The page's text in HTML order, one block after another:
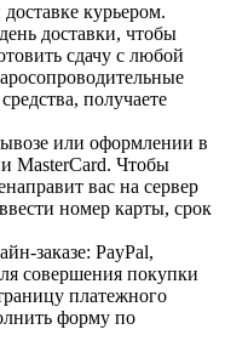
курьером.
доставки, чтобы
сдачу с любой
получаете
или оформлении в
MasterCard. Чтобы
вас на сервер
номер карты, срок
заказе: PayPal,
совершения покупки
платежного
форму по